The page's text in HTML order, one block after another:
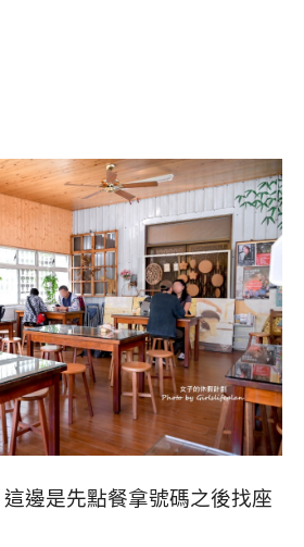
邊是先點餐拿號碼之後找座